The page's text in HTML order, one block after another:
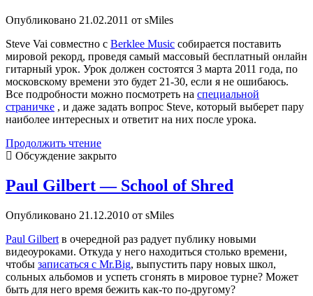
Опубликовано 21.02.2011 от sMiles
Steve Vai совместно с Berklee Music собирается поставить
мировой рекорд, проведя самый массовый бесплатный онлайн
гитарный урок. Урок должен состоятся 3 марта 2011 года, по
московскому времени это будет 21-30, если я не ошибаюсь.
Все подробности можно посмотреть на специальной
страничке , и даже задать вопрос Steve, который выберет пару
наиболее интересных и ответит на них после урока.
Продолжить чтениеОнлайн
урок
должен
рекорд
количеству
участников
Обсуждение закрыто
Paul Gilbert — School of Shred
Опубликовано 21.12.2010 от sMiles
Paul Gilbert в очередной раз радует публику новыми
видеоуроками. Откуда у него находиться столько времени,
чтобы записаться с Mr.Big, выпустить пару новых школ,
сольных альбомов и успеть сгонять в мировое турне? Может
быть для него время бежить как-то по-другому?